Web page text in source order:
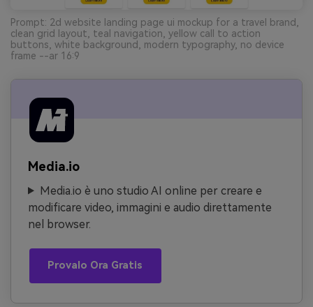
Prompt: 2d website landing page ui mockup for a travel brand,
clean grid layout, teal navigation, yellow call to action
buttons, white background, modern typography, no device
frame --ar 16:9
Media.io
Media.io è uno studio AI online per creare e
modificare video, immagini e audio direttamente
nel browser.
Provalo Ora Gratis